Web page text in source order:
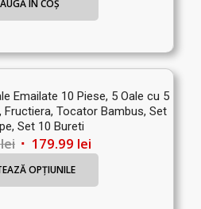
689.00 lei.
este:
ÎN COȘ
Emailate 10 Piese, 5 Oale cu 5
Fructiera, Tocator Bambus, Set
Set 10 Bureti
lei Prețul
inițial
179.99 leiPrețul
curent
este:
OPȚIUNILE